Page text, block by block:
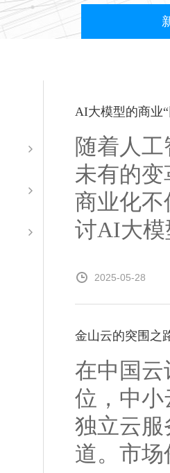
AI大模型的商业
随着人
未有的
商业化
讨AI大模
2025-05-28
金山云的突围之
在中国
位，中
独立云
道。市